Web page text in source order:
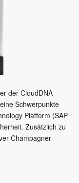
der CloudDNA
Schwerpunkte
Platform (SAP
Zusätzlich zu
Champagner-